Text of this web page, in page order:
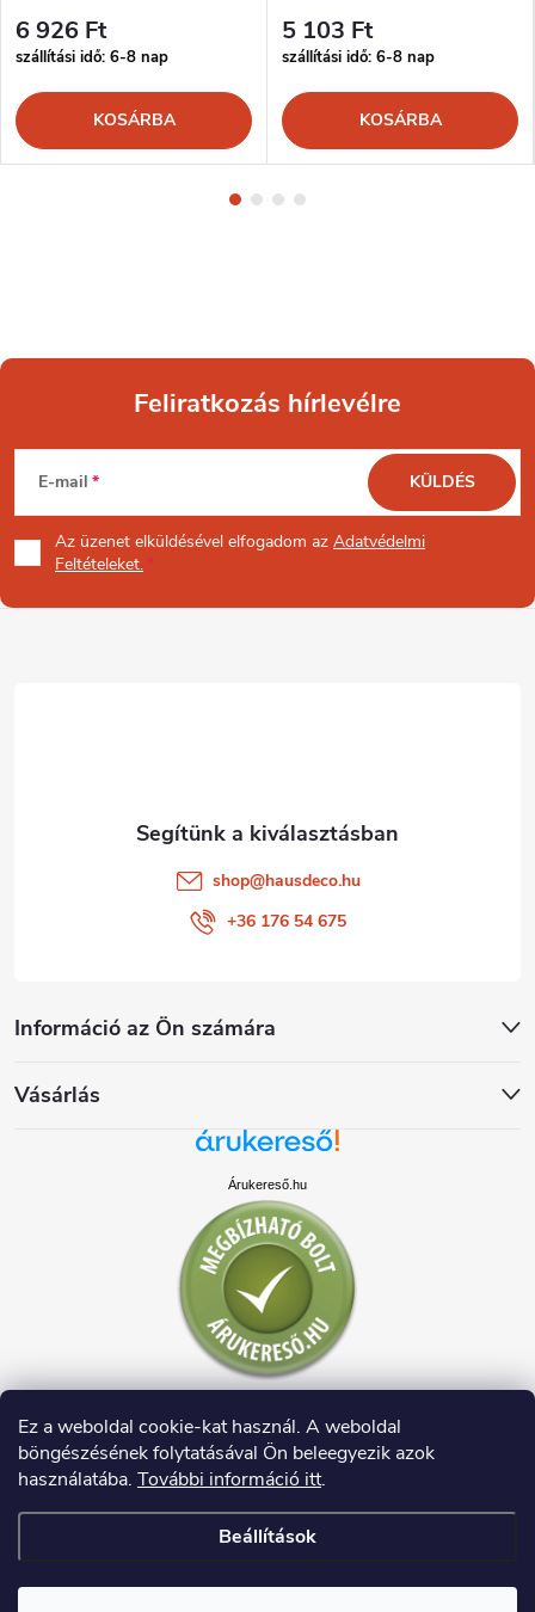
Ez a weboldal cookie-kat használ. A weboldal
böngészésének folytatásával Ön beleegyezik azok
használatába. További információ itt.
Beállítások
6 926 Ft
szállítási idő: 6-8 nap
KOSÁRBA
5 103 Ft
szállítási idő: 6-8 nap
KOSÁRBA
L
á
b
Feliratkozás hírlevélre
E-mail
Az üzenet elküldésével elfogadom az Adatvédelmi
Feltételeket.
KÜLDÉS
Információ az Ön számára
Vásárlás
shop@hausdeco.hu
+36 176 54 675
Árukereső.hu
Copyright 2026HAUSDECO.HU. Minden jog fenntartva.